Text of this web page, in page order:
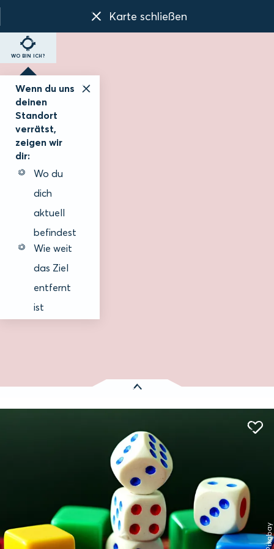
Karte schließen
WO BIN ICH?
Wenn du uns
deinen
Standort
verrätst,
zeigen wir
dir:
Wo du
dich
aktuell
befindest
Wie weit
das Ziel
entfernt
ist
Sport, Spiel und Wellness
Entfernung anzeigen
© Pixabay